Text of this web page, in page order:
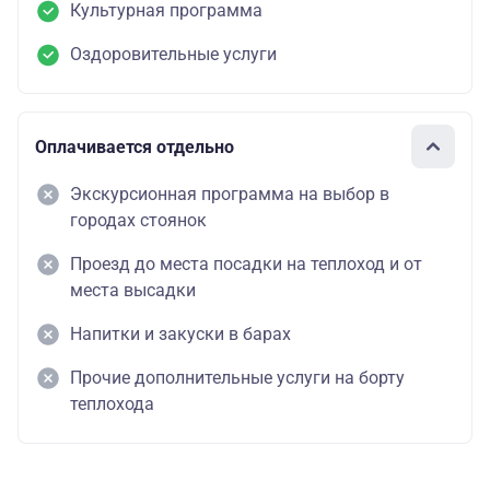
Культурная программа
Оздоровительные услуги
Оплачивается отдельно
Экскурсионная программа на выбор в
городах стоянок
Проезд до места посадки на теплоход и от
места высадки
Напитки и закуски в барах
Прочие дополнительные услуги на борту
теплохода